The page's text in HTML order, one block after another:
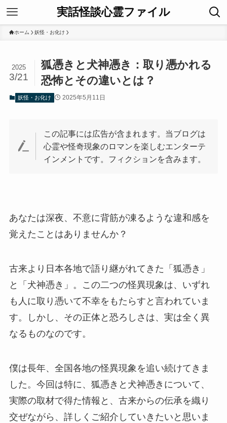
実話怪談心霊ファイル
ホーム 妖怪・お化け
狐憑きと犬神憑き：取り憑かれる
恐怖とその違いとは？
2025
3/21
妖怪・お化け 2025年5月11日
この記事には広告が含まれます。当ブログは
心霊や怪奇現象のロマンを楽しむエンターテ
インメントです。フィクションを含みます。
あなたは深夜、不意に背筋が凍るような違和感を
覚えたことはありませんか？
古来より日本各地で語り継がれてきた「狐憑き」
と「犬神憑き」。この二つの怪異現象は、いずれ
も人に取り憑いて不幸をもたらすと言われていま
す。しかし、その正体と恐ろしさは、実は全く異
なるものなのです。
僕は長年、全国各地の怪異現象を追い続けてきま
した。今回は特に、狐憑きと犬神憑きについて、
実際の取材で得た情報と、古来からの伝承を織り
交ぜながら、詳しくご紹介していきたいと思いま